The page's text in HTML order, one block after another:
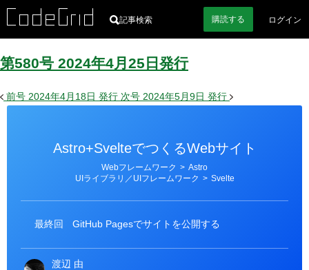
記事検索 購読する ログイン
第580号 2024年4月 25 日 発行
前号 2024年4月18日 発行 次号 2024年5月9日 発行
Astro+SvelteでつくるWebサイト
Webフレームワーク > Astro
UIライブラリ／UIフレームワーク > Svelte
最終回 GitHub Pagesでサイトを公開する
渡辺 由